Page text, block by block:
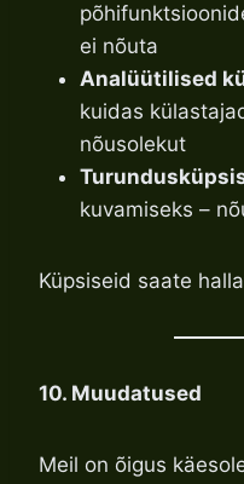
ei nõuta
Analüütilised
kuidas
nõusolekut
kuvamiseks –
Küpsiseid saate
10. Muudatused
Meil on õigus